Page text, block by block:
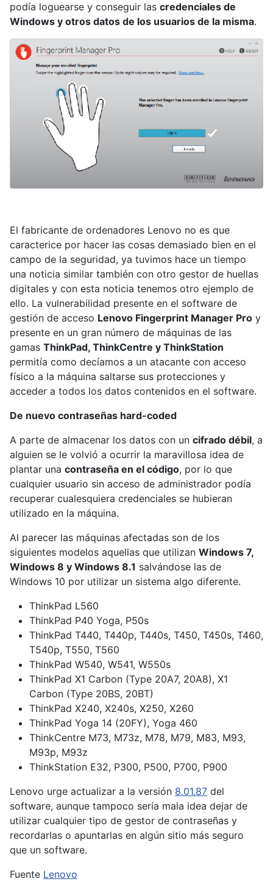
podía loguearse y conseguir las credenciales de
Windows y otros datos de los usuarios de la misma.
El fabricante de ordenadores Lenovo no es que
caracterice por hacer las cosas demasiado bien en el
campo de la seguridad, ya tuvimos hace un tiempo
una noticia similar también con otro gestor de huellas
digitales y con esta noticia tenemos otro ejemplo de
ello. La vulnerabilidad presente en el software de
gestión de acceso Lenovo Fingerprint Manager Pro y
presente en un gran número de máquinas de las
gamas ThinkPad, ThinkCentre y ThinkStation
permitía como decíamos a un atacante con acceso
físico a la máquina saltarse sus protecciones y
acceder a todos los datos contenidos en el software.
De nuevo contraseñas hard-coded
A parte de almacenar los datos con un cifrado débil, a
alguien se le volvió a ocurrir la maravillosa idea de
plantar una contraseña en el código, por lo que
cualquier usuario sin acceso de administrador podía
recuperar cualesquiera credenciales se hubieran
utilizado en la máquina.
Al parecer las máquinas afectadas son de los
siguientes modelos aquellas que utilizan Windows 7,
Windows 8 y Windows 8.1 salvándose las de
Windows 10 por utilizar un sistema algo diferente.
ThinkPad L560
ThinkPad P40 Yoga, P50s
ThinkPad T440, T440p, T440s, T450, T450s, T460,
T540p, T550, T560
ThinkPad W540, W541, W550s
ThinkPad X1 Carbon (Type 20A7, 20A8), X1
Carbon (Type 20BS, 20BT)
ThinkPad X240, X240s, X250, X260
ThinkPad Yoga 14 (20FY), Yoga 460
ThinkCentre M73, M73z, M78, M79, M83, M93,
M93p, M93z
ThinkStation E32, P300, P500, P700, P900
Lenovo urge actualizar a la versión 8.01.87 del
software, aunque tampoco sería mala idea dejar de
utilizar cualquier tipo de gestor de contraseñas y
recordarlas o apuntarlas en algún sitio más seguro
que un software.
Fuente Lenovo